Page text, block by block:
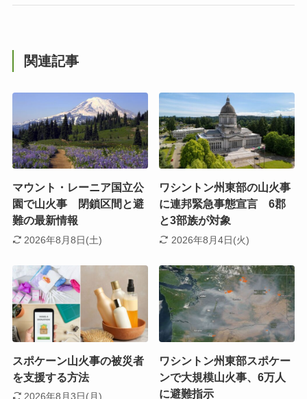
関連記事
マウント・レーニア国立公
園で山火事 閉鎖区間と避
難の最新情報
2026年8月8日(土)
ワシントン州東部の山火事
に連邦緊急事態宣言 6郡
と3部族が対象
2026年8月4日(火)
スポケーン山火事の被災者
を支援する方法
2026年8月3日(月)
ワシントン州東部スポケー
ンで大規模山火事、6万人
に避難指示